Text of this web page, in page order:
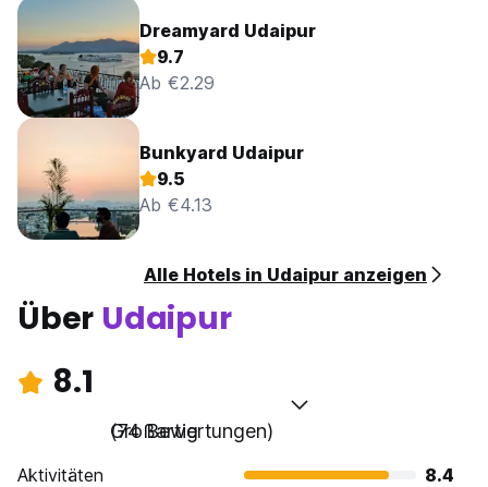
Dreamyard Udaipur
9.7
Ab €2.29
Bunkyard Udaipur
9.5
Ab €4.13
Alle Hotels in Udaipur anzeigen
Über Udaipur
8.1
Großartig
(74 Bewertungen)
Aktivitäten
8.4